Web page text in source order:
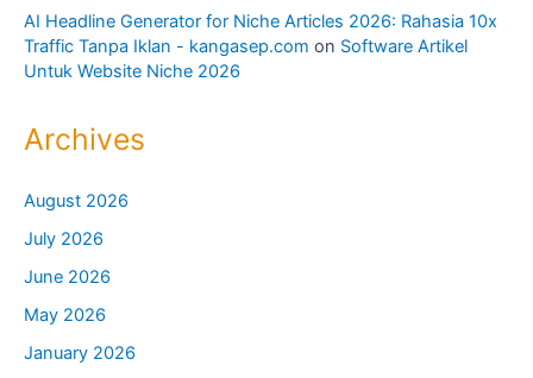
AI Headline Generator for Niche Articles 2026: Rahasia 10x
Traffic Tanpa Iklan - kangasep.com on Software Artikel
Untuk Website Niche 2026
Archives
August 2026
July 2026
June 2026
May 2026
January 2026